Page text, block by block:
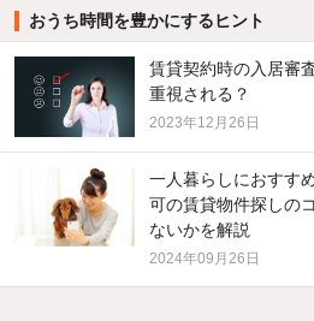
おうち時間を豊かにするヒント
賃貸契約時の入居審
重視される？
2023年12月26日
一人暮らしにおすす
可の賃貸物件探しの
ないかを解説
2024年09月26日